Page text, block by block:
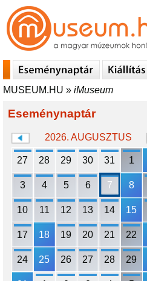
MUSEUM.HU » iMuseum
Eseménynaptár
2026. AUGUSZTUS
27 28 29 30 31 1
3 4 5 6 7 8
10 11 12 13 14 15
17 18 19 20 21 22
24 25 26 27 28 29